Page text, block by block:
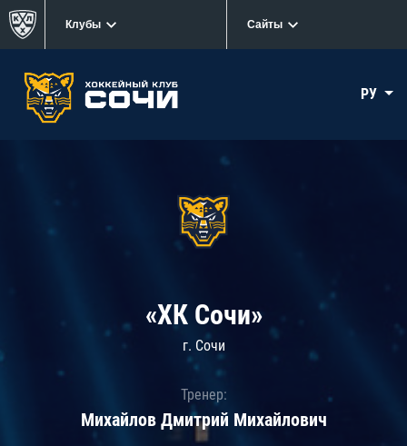
Клубы Сайты
РУ
«ХК Сочи»
г. Сочи
Тренер:
Михайлов Дмитрий Михайлович